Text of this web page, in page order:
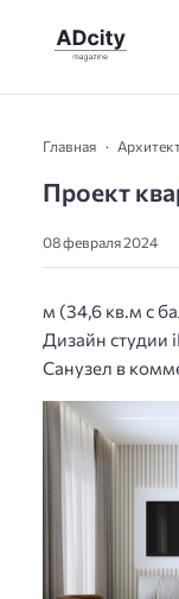
Главная
Проект
08 февраля 2024
м (34,6 кв.м с
Дизайн студии
Санузел в